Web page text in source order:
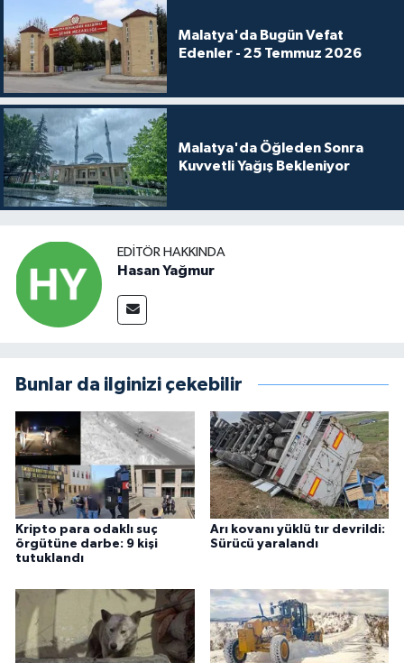
Malatya'da Bugün Vefat
Edenler - 25 Temmuz 2026
Malatya'da Öğleden Sonra
Kuvvetli Yağış Bekleniyor
EDITÖR HAKKINDA
Hasan Yağmur
Bunlar da ilginizi çekebilir
Kripto para odaklı suç
örgütüne darbe: 9 kişi
tutuklandı
Arı kovanı yüklü tır devrildi:
Sürücü yaralandı